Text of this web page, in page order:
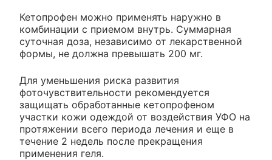
Кетопрофен можно применять наружно в
комбинации с приемом внутрь. Суммарная
суточная доза, независимо от лекарственной
формы, не должна превышать 200 мг.
Для уменьшения риска развития
фоточувствительности рекомендуется
защищать обработанные кетопрофеном
участки кожи одеждой от воздействия УФО на
протяжении всего периода лечения и еще в
течение 2 недель после прекращения
применения геля.